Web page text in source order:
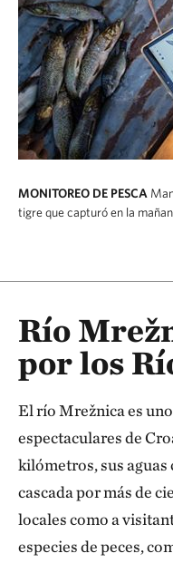
MONITOREO DE PESCA
tigre que capturó en la
Río
por los
El río Mrežnica es
espectaculares de
kilómetros, sus
cascada por más de
locales como a
especies de peces,